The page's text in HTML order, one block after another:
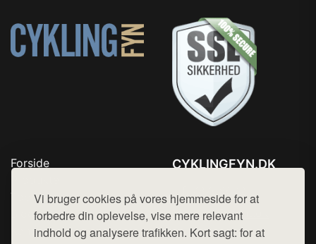
Vi bruger cookies på vores hjemmeside for at
forbedre din oplevelse, vise mere relevant
indhold og analysere trafikken. Kort sagt: for at
Forside
Top Rabatter
Blog
Kontakt
CYKLINGFYN.DK
Mail: hej@want.dk
Cookie- og privatlivspolitik